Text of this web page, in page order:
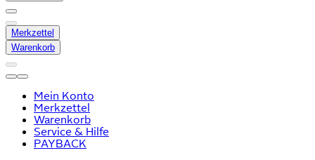
Merkzettel
Warenkorb
Mein Konto
Merkzettel
Warenkorb
Service & Hilfe
PAYBACK